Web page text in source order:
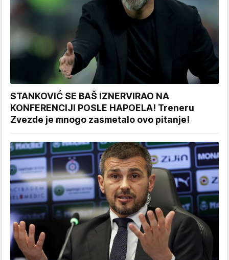
STANKOVIĆ SE BAŠ IZNERVIRAO NA
KONFERENCIJI POSLE HAPOELA! Treneru
Zvezde je mnogo zasmetalo ovo pitanje!